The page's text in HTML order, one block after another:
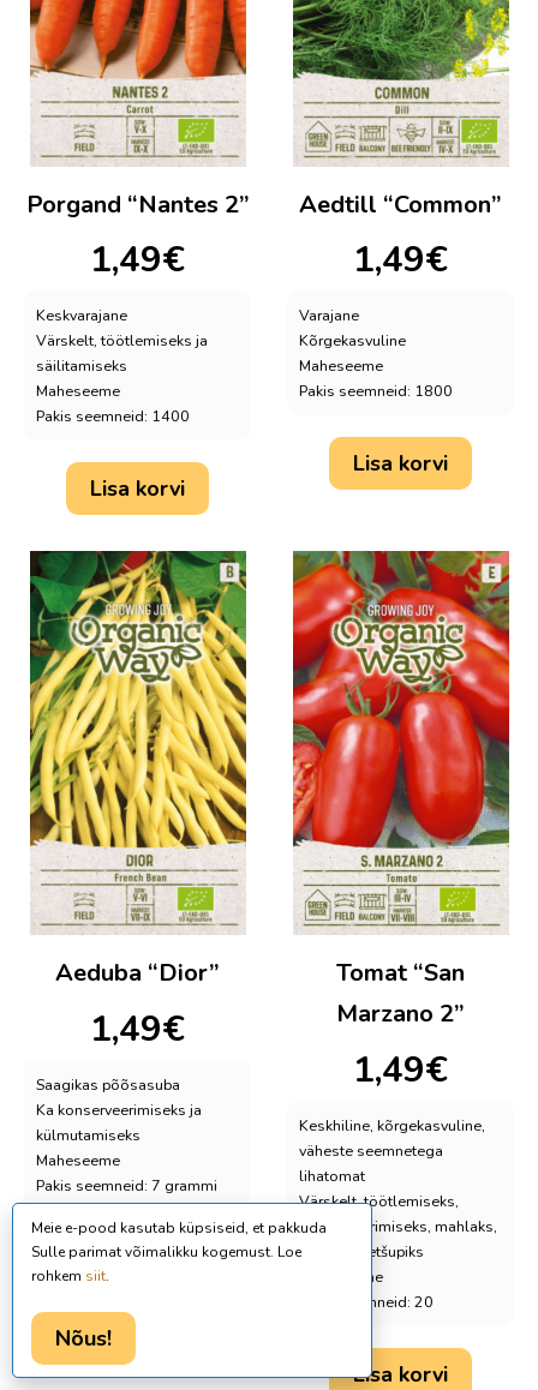
Porgand “Nantes 2”
1,49€
Keskvarajane
Värskelt, töötlemiseks ja
säilitamiseks
Maheseeme
Pakis seemneid: 1400
Lisa korvi
Aedtill “Common”
1,49€
Varajane
Kõrgekasvuline
Maheseeme
Pakis seemneid: 1800
Lisa korvi
Aeduba “Dior”
1,49€
Saagikas põõsasuba
Ka konserveerimiseks ja
külmutamiseks
Maheseeme
Pakis seemneid: 7 grammi
Lisa korvi
Tomat “San
Marzano 2”
1,49€
Keskhiline, kõrgekasvuline,
väheste seemnetega
lihatomat
Värskelt, töötlemiseks,
konserveerimiseks, mahlaks,
püreeks, ketšupiks
Maheseeme
Pakis seemneid: 20
Lisa korvi
Meie e-pood kasutab küpsiseid, et pakkuda
Sulle parimat võimalikku kogemust. Loe
rohkem siit.
Nõus!